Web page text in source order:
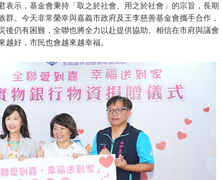
表示，基金會秉持「取之於社會、用之於社會」的宗旨，長期
群。今天非常榮幸與嘉義市政府及王李慈善基金會攜手合作，
後仍有困難，全聯也將全力以赴提供協助。相信在市府與議會
好，市民也會越來越幸福。